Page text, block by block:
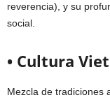
reverencia), y su
social.
• Cultura
Mezcla de tradiciones